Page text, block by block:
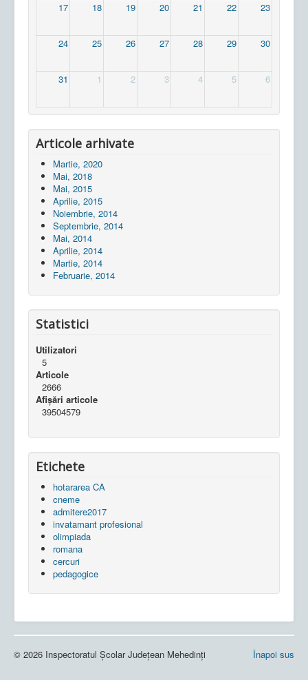
17 18 19 20 21 22 23
24 25 26 27 28 29 30
31 1 2 3 4 5 6
Articole arhivate
Martie, 2020
Mai, 2018
Mai, 2015
Aprilie, 2015
Noiembrie, 2014
Septembrie, 2014
Mai, 2014
Aprilie, 2014
Martie, 2014
Februarie, 2014
Statistici
Utilizatori
5
Articole
2666
Afișări articole
39504579
Etichete
hotararea CA
cneme
admitere2017
invatamant profesional
olimpiada
romana
cercuri
pedagogice
Înapoi sus
© 2026 Inspectoratul Școlar Județean Mehedinți